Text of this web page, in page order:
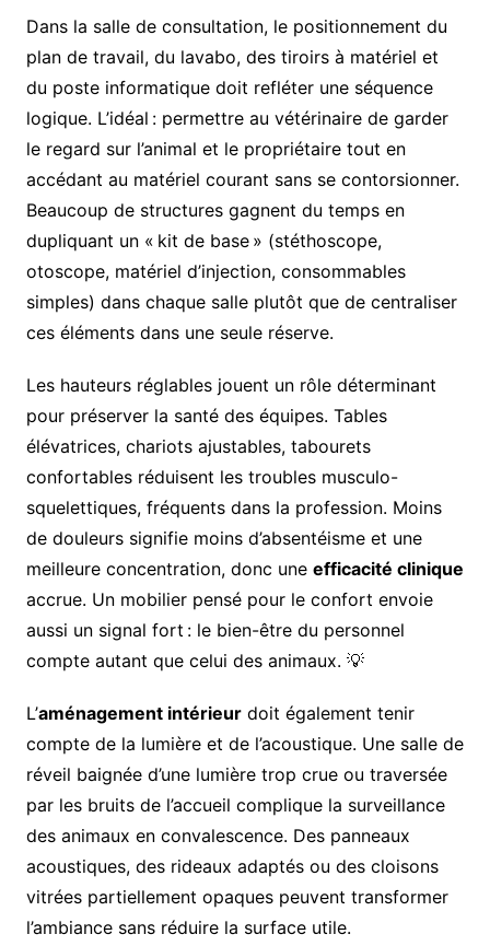
Dans la salle de consultation, le positionnement du
plan de travail, du lavabo, des tiroirs à matériel et
du poste informatique doit refléter une séquence
logique. L’idéal : permettre au vétérinaire de garder
le regard sur l’animal et le propriétaire tout en
accédant au matériel courant sans se contorsionner.
Beaucoup de structures gagnent du temps en
dupliquant un « kit de base » (stéthoscope,
otoscope, matériel d’injection, consommables
simples) dans chaque salle plutôt que de centraliser
ces éléments dans une seule réserve.
Les hauteurs réglables jouent un rôle déterminant
pour préserver la santé des équipes. Tables
élévatrices, chariots ajustables, tabourets
confortables réduisent les troubles musculo-
squelettiques, fréquents dans la profession. Moins
de douleurs signifie moins d’absentéisme et une
meilleure concentration, donc une efficacité clinique
accrue. Un mobilier pensé pour le confort envoie
aussi un signal fort : le bien-être du personnel
compte autant que celui des animaux. 💡
L’aménagement intérieurdoit également tenir
compte de la lumière et de l’acoustique. Une salle de
réveil baignée d’une lumière trop crue ou traversée
par les bruits de l’accueil complique la surveillance
des animaux en convalescence. Des panneaux
acoustiques, des rideaux adaptés ou des cloisons
vitrées partiellement opaques peuvent transformer
l’ambiance sans réduire la surface utile.